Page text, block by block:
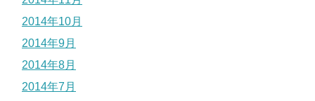
2014年10月
2014年9月
2014年8月
2014年7月